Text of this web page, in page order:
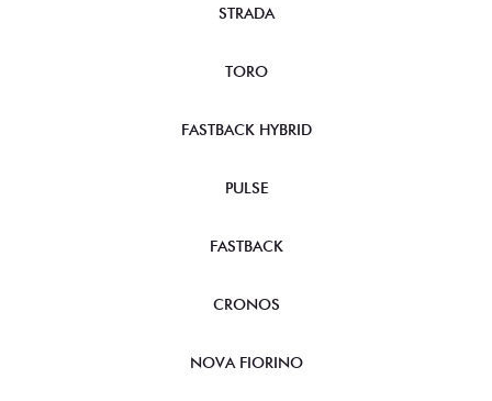
STRADA
TORO
FASTBACK HYBRID
PULSE
FASTBACK
CRONOS
NOVA FIORINO